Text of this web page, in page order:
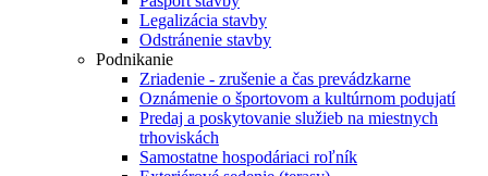
Legalizácia stavby
Odstránenie stavby
Podnikanie
Zriadenie - zrušenie a čas prevádzkarne
Oznámenie o športovom a kultúrnom podujatí
Predaj a poskytovanie služieb na miestnych
trhoviskách
Samostatne hospodáriaci roľník